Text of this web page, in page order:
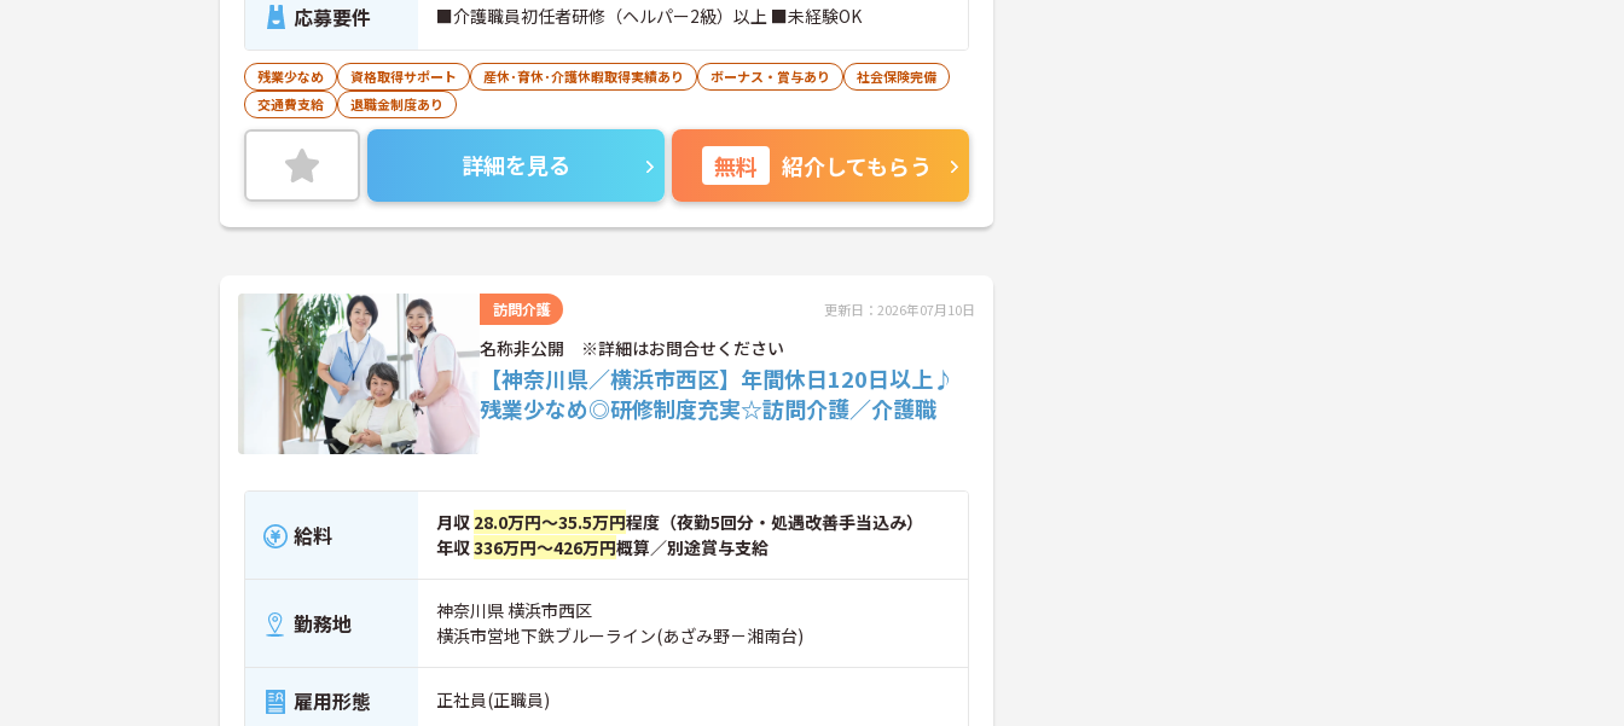
応募要件 ■介護職員初任者研修（ヘルパー2級）以上 ■未経験OK
残業少なめ 資格取得サポート 産休･育休･介護休暇取得実績あり ボーナス・賞与あり
社会保険完備
交通費支給
退職金制度あり
詳細を見る 無料 紹介してもらう
訪問介護 更新日：2026年07月10日
名称非公開 ※詳細はお問合せください
【神奈川県／横浜市西区】年間休日120日以上♪
残業少なめ◎研修制度充実☆訪問介護／介護職
給料 月収 28.0万円～35.5万円程度（夜勤5回分・処遇改善手当込み）
年収336万円～426万円概算／別途賞与支給
勤務地
神奈川県 横浜市西区
横浜市営地下鉄ブルーライン(あざみ野－湘南台)
雇用形態 正社員(正職員)